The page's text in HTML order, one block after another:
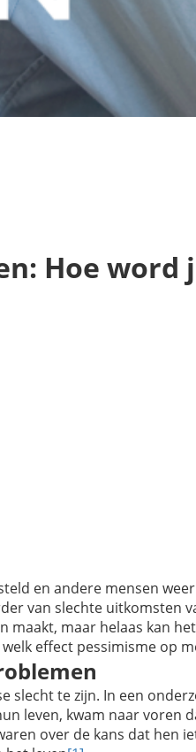
Hoe
en andere mensen weer
van slechte uitkomsten
maar helaas kan
effect pessimisme op
slecht te zijn. In een
leven, kwam naar voren
over de kans dat hen